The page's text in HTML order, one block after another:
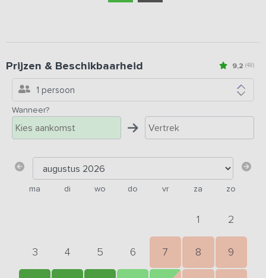
9,2 (48)
Prijzen & Beschikbaarheid
1 persoon
Wanneer?
ma di wo do vr za zo
1 2
3 4 5 6 7 8 9